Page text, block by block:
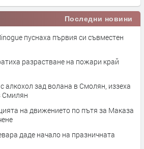
Последни новини
разрастване на пожари край
зад волана в Смолян, иззеха
Смилян
на движението по пътя за Маказа
даде начало на празничната